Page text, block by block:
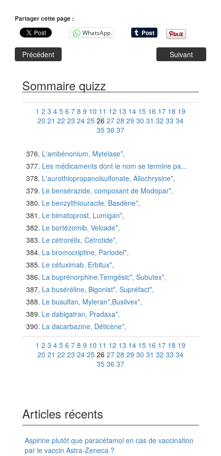
Partager cette page :
WhatsApp
Précédent Suivant
Sommaire quizz
1 2 3 4 5 6 7 8 9 10 11 12 13 14 15 16 17 18 19
20 21 22 23 24 25 26 27 28 29 30 31 32 33 34
35 36 37
L'ambénonium, Mytelase*,
Les médicaments dont le nom se termine pa...
L'aurothiopropanolsulfonate, Allochrysine*,
Le bensérazide, composant de Modopar*,
Le benzylthiouracile, Basdène*,
Le bimatoprost, Lumigan*,
Le bortézomib, Velcade*,
Le cétrorélix, Cétrotide*,
La bromocriptine, Parlodel*,
Le cétuximab, Erbitux*,
La buprénorphine,Temgésic*, Subutex*,
La buséréline, Bigonist*, Supréfact*,
Le busulfan, Myleran*,Busilvex*,
Le dabigatran, Pradaxa*,
La dacarbazine, Déticène*,
1 2 3 4 5 6 7 8 9 10 11 12 13 14 15 16 17 18 19
20 21 22 23 24 25 26 27 28 29 30 31 32 33 34
35 36 37
Articles récents
Aspirine plutôt que paracétamol en cas de vaccination
par le vaccin Astra-Zeneca ?